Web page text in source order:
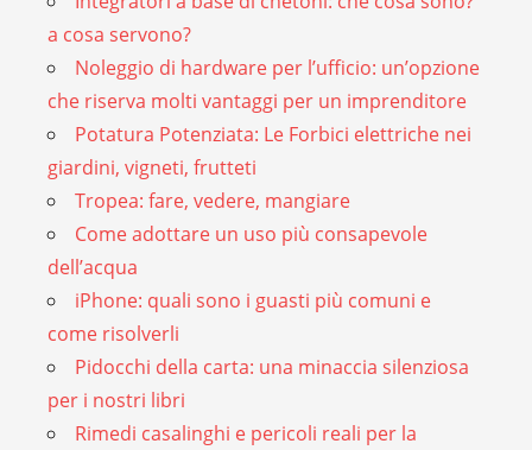
a cosa servono?
Noleggio di hardware per l’ufficio: un’opzione
che riserva molti vantaggi per un imprenditore
Potatura Potenziata: Le Forbici elettriche nei
giardini, vigneti, frutteti
Tropea: fare, vedere, mangiare
Come adottare un uso più consapevole
dell’acqua
iPhone: quali sono i guasti più comuni e
come risolverli
Pidocchi della carta: una minaccia silenziosa
per i nostri libri
Rimedi casalinghi e pericoli reali per la